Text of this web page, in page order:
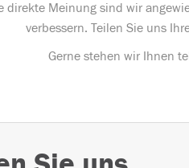
direkte Meinung sind wir
verbessern. Teilen Sie uns
Gerne stehen wir Ihnen